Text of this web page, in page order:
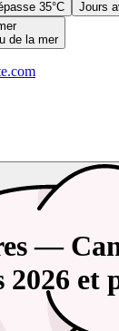
35°C
Jours
de la mer
—
2026 et